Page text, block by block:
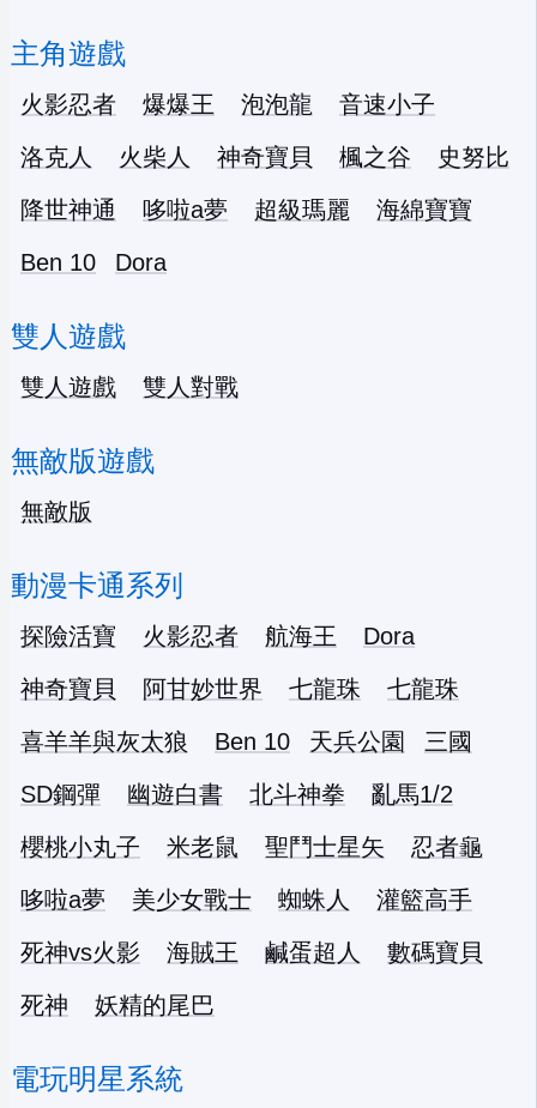
主角遊戲
火影忍者 爆爆王 泡泡龍
音速小子
洛克人
火柴人 神奇寶貝 楓之谷
史努比
降世神通
哆啦a夢 超級瑪麗
海綿寶寶
Ben 10
Dora
雙人遊戲
雙人遊戲 雙人對戰
無敵版遊戲
無敵版
動漫卡通系列
探險活寶 火影忍者 航海王
Dora
神奇寶貝
阿甘妙世界 七龍珠
七龍珠
喜羊羊與灰太狼
Ben 10 天兵公園
三國
SD鋼彈
幽遊白書 北斗神拳
亂馬1/2
櫻桃小丸子
米老鼠 聖鬥士星矢
忍者龜
哆啦a夢
美少女戰士 蜘蛛人
灌籃高手
死神vs火影
海賊王 鹹蛋超人
數碼寶貝
死神
妖精的尾巴
電玩明星系統